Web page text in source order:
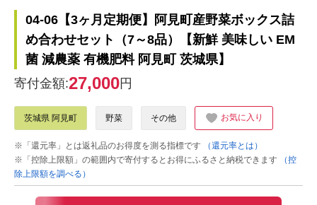
04-06【3ヶ月定期便】阿見町産野菜ボックス詰
め合わせセット（7～8品）【新鮮 美味しい EM
菌 減農薬 有機肥料 阿見町 茨城県】
寄付金額:27,000円
茨城県 阿見町 野菜 その他 お気に入り
※「還元率」とは返礼品のお得度を測る指標です
（還元率とは）
※「控除上限額」の範囲内で寄付するとお得にふるさと納税できます
（控
除上限額を調べる）